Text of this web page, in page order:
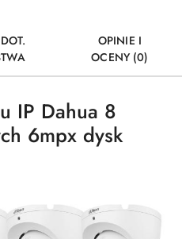
OPINIE I
OCENY (0)
IP Dahua 8
6mpx dysk